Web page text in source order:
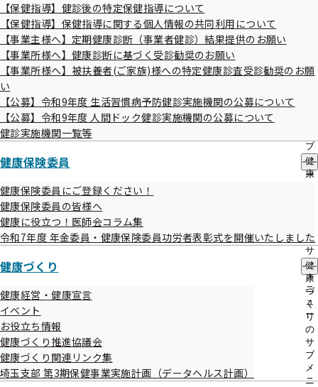
届
出
先
一
覧
サ
ブ
ニ
の
ブ
メ
ニ
ュ
【保健指導】健診後の特定保健指導について
【保健指導】保健指導に関する個人情報の共同利用について
【事業主様へ】定期健康診断（事業者健診）結果提供のお願い
【事業所様へ】健康診断に基づく受診勧奨のお願い
【事業所様へ】被扶養者(ご家族)様への特定健康診査受診勧奨のお願
い
【公募】令和9年度 生活習慣病予防健診実施機関の公募について
【公募】令和9年度 人間ドック健診実施機関の公募について
健診実施機関一覧等
健康保険委員
健
康
の
サ
ブ
メ
ニ
ュ
ー
健康保険委員にご登録ください！
健康保険委員の皆様へ
健康に役立つ！医師会コラム集
令和7年度 年金委員・健康保険委員功労者表彰式を開催いたしました
健康づくり
健
康
づ
く
り
の
サ
ブ
メ
ニ
健康経営・健康宣言
イベント
お役立ち情報
健康づくり推進協議会
健康づくり関連リンク集
埼玉支部 第3期保健事業実施計画（データヘルス計画）
健康データ・ＷＥＢ講座
WEB講座（公立大学法人 埼玉県立大学）
Web上で気軽に保健医療福祉に関する専門的な知識を誰でも
無料で得ることができる講座です。
体を動かして健康づくり
レクリエーション活動で楽しく体力づくり（財団法人日
本レクリエーション協会）